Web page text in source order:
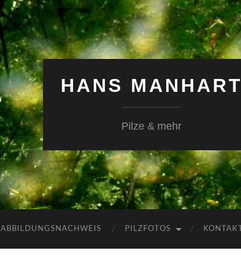
HANS MANHART
Pilze & mehr
ABBILDUNGSNACHWEIS PILZFOTOS KONTAKT